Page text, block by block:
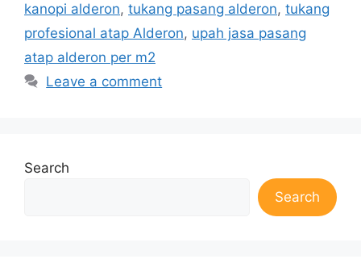
kanopi alderon, tukang pasang alderon, tukang
profesional atap Alderon, upah jasa pasang
atap alderon per m2
Leave a comment
Search
Search